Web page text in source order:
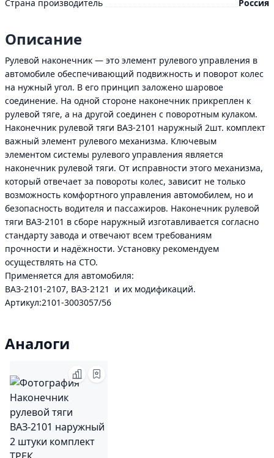
Страна производитель
Россия
Описание
Рулевой наконечник — это элемент рулевого управления в
автомобиле обеспечивающий подвижность и поворот колес
на нужный угол. В его принцип заложено шаровое
соединение. На одной стороне наконечник прикреплен к
рулевой тяге, а на другой соединен с поворотным кулаком.
Наконечник рулевой тяги ВАЗ-2101 наружный 2шт. комплект
важный элемент рулевого механизма. Ключевым
элементом системы рулевого управления является
наконечник рулевой тяги. От исправности этого механизма,
который отвечает за повороты колес, зависит не только
возможность комфортного управления автомобилем, но и
безопасность водителя и пассажиров. Наконечник рулевой
тяги ВАЗ-2101 в сборе наружный изготавливается согласно
стандарту завода и отвечают всем требованиям
прочности и надёжности. Установку рекомендуем
осуществлять на СТО.
Применяется для автомобиля:
ВАЗ-2101-2107, ВАЗ-2121 и их модификаций.
Артикул:2101-3003057/56
Аналоги